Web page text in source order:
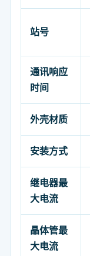
站号
通讯响应
时间
外壳材质
安装方式
继电器最
大电流
晶体管最
大电流